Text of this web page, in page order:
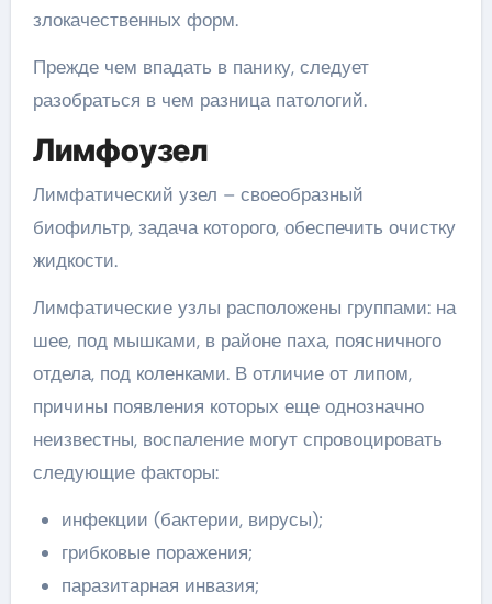
злокачественных форм.
Прежде чем впадать в панику, следует
разобраться в чем разница патологий.
Лимфоузел
Лимфатический узел – своеобразный
биофильтр, задача которого, обеспечить очистку
жидкости.
Лимфатические узлы расположены группами: на
шее, под мышками, в районе паха, поясничного
отдела, под коленками. В отличие от липом,
причины появления которых еще однозначно
неизвестны, воспаление могут спровоцировать
следующие факторы:
инфекции (бактерии, вирусы);
грибковые поражения;
паразитарная инвазия;